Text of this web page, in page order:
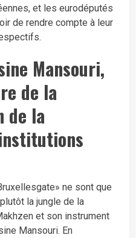
et les eurodéputés
de rendre compte à leur
Mansouri,
de la
de la
ne sont que
la jungle de la
et son instrument
Mansouri. En